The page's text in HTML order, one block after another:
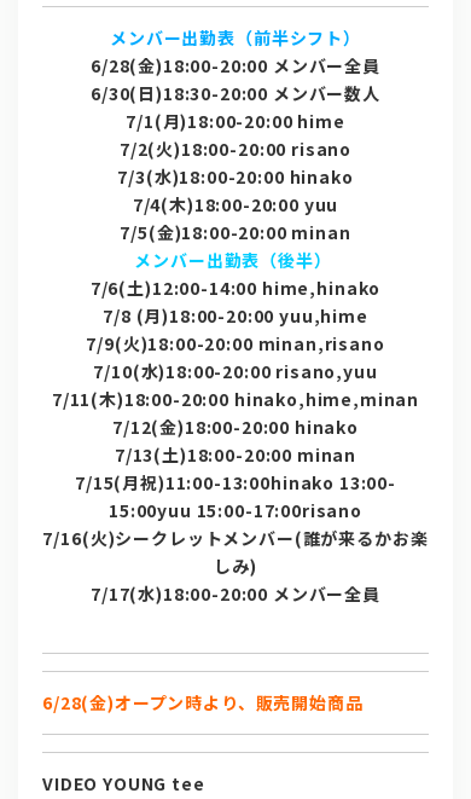
メンバー出勤表（前半シフト）
6/28(金)18:00-20:00 メンバー全員
6/30(日)18:30-20:00 メンバー数人
7/1(月)18:00-20:00 hime
7/2(火)18:00-20:00 risano
7/3(水)18:00-20:00 hinako
7/4(木)18:00-20:00 yuu
7/5(金)18:00-20:00 minan
メンバー出勤表（後半）
7/6(土)12:00-14:00 hime,hinako
7/8 (月)18:00-20:00 yuu,hime
7/9(火)18:00-20:00 minan,risano
7/10(水)18:00-20:00 risano,yuu
7/11(木)18:00-20:00 hinako,hime,minan
7/12(金)18:00-20:00 hinako
7/13(土)18:00-20:00 minan
7/15(月祝)11:00-13:00hinako 13:00-
15:00yuu 15:00-17:00risano
7/16(火)シークレットメンバー(誰が来るかお楽
しみ)
7/17(水)18:00-20:00 メンバー全員
6/28(金)オープン時より、販売開始商品
VIDEO YOUNG tee